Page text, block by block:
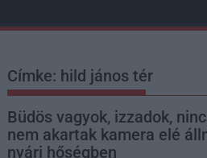
Címke: hild jános tér
Büdös vagyok, izzadok,
nem akartak kamera elé
nyári hőségben